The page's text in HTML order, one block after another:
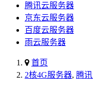
腾讯云服务器
京东云服务器
百度云服务器
雨云服务器
首页
2核4G服务器, 腾